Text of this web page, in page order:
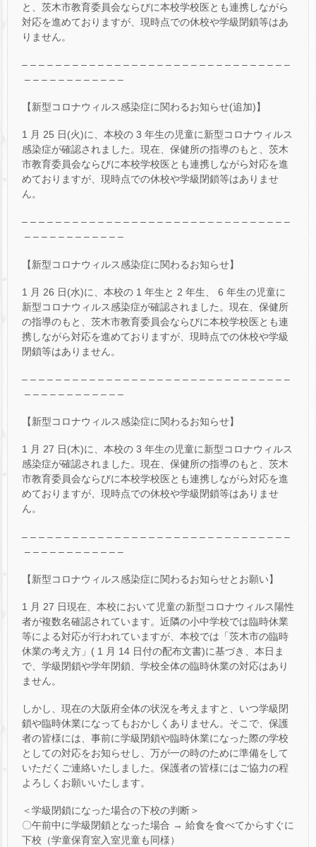
と、茨木市教育委員会ならびに本校学校医とも連携しながら
対応を進めておりますが、現時点での休校や学級閉鎖等はあ
りません。
– – – – – – – – – – – – – – – – – – – – – – – – – – – – – – – –
– – – – – – – – – – – –
【新型コロナウィルス感染症に関わるお知らせ(追加)】
1 月 25 日(火)に、本校の 3 年生の児童に新型コロナウィルス
感染症が確認されました。現在、保健所の指導のもと、茨木
市教育委員会ならびに本校学校医とも連携しながら対応を進
めておりますが、現時点での休校や学級閉鎖等はありませ
ん。
– – – – – – – – – – – – – – – – – – – – – – – – – – – – – – – –
– – – – – – – – – – – –
【新型コロナウィルス感染症に関わるお知らせ】
1 月 26 日(水)に、本校の 1 年生と 2 年生、 6 年生の児童に
新型コロナウィルス感染症が確認されました。現在、保健所
の指導のもと、茨木市教育委員会ならびに本校学校医とも連
携しながら対応を進めておりますが、現時点での休校や学級
閉鎖等はありません。
– – – – – – – – – – – – – – – – – – – – – – – – – – – – – – – –
– – – – – – – – – – – –
【新型コロナウィルス感染症に関わるお知らせ】
1 月 27 日(木)に、本校の 3 年生の児童に新型コロナウィルス
感染症が確認されました。現在、保健所の指導のもと、茨木
市教育委員会ならびに本校学校医とも連携しながら対応を進
めておりますが、現時点での休校や学級閉鎖等はありませ
ん。
– – – – – – – – – – – – – – – – – – – – – – – – – – – – – – – –
– – – – – – – – – – – –
【新型コロナウィルス感染症に関わるお知らせとお願い】
1 月 27 日現在、本校において児童の新型コロナウィルス陽性
者が複数名確認されています。近隣の小中学校では臨時休業
等による対応が行われていますが、本校では「茨木市の臨時
休業の考え方」( 1 月 14 日付の配布文書)に基づき、本日ま
で、学級閉鎖や学年閉鎖、学校全体の臨時休業の対応はあり
ません。
しかし、現在の大阪府全体の状況を考えますと、いつ学級閉
鎖や臨時休業になってもおかしくありません。そこで、保護
者の皆様には、事前に学級閉鎖や臨時休業になった際の学校
としての対応をお知らせし、万が一の時のために準備をして
いただくご連絡いたしました。保護者の皆様にはご協力の程
よろしくお願いいたします。
＜学級閉鎖になった場合の下校の判断＞
〇午前中に学級閉鎖となった場合 → 給食を食べてからすぐに
下校（学童保育室入室児童も同様）